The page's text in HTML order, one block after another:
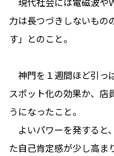
力は長つづきしないもの
す」とのこと。
神門を１週間ほど引っ
スポット化の効果か、店
うになったこと。
よいパワーを発すると
た自己肯定感が少し高ま